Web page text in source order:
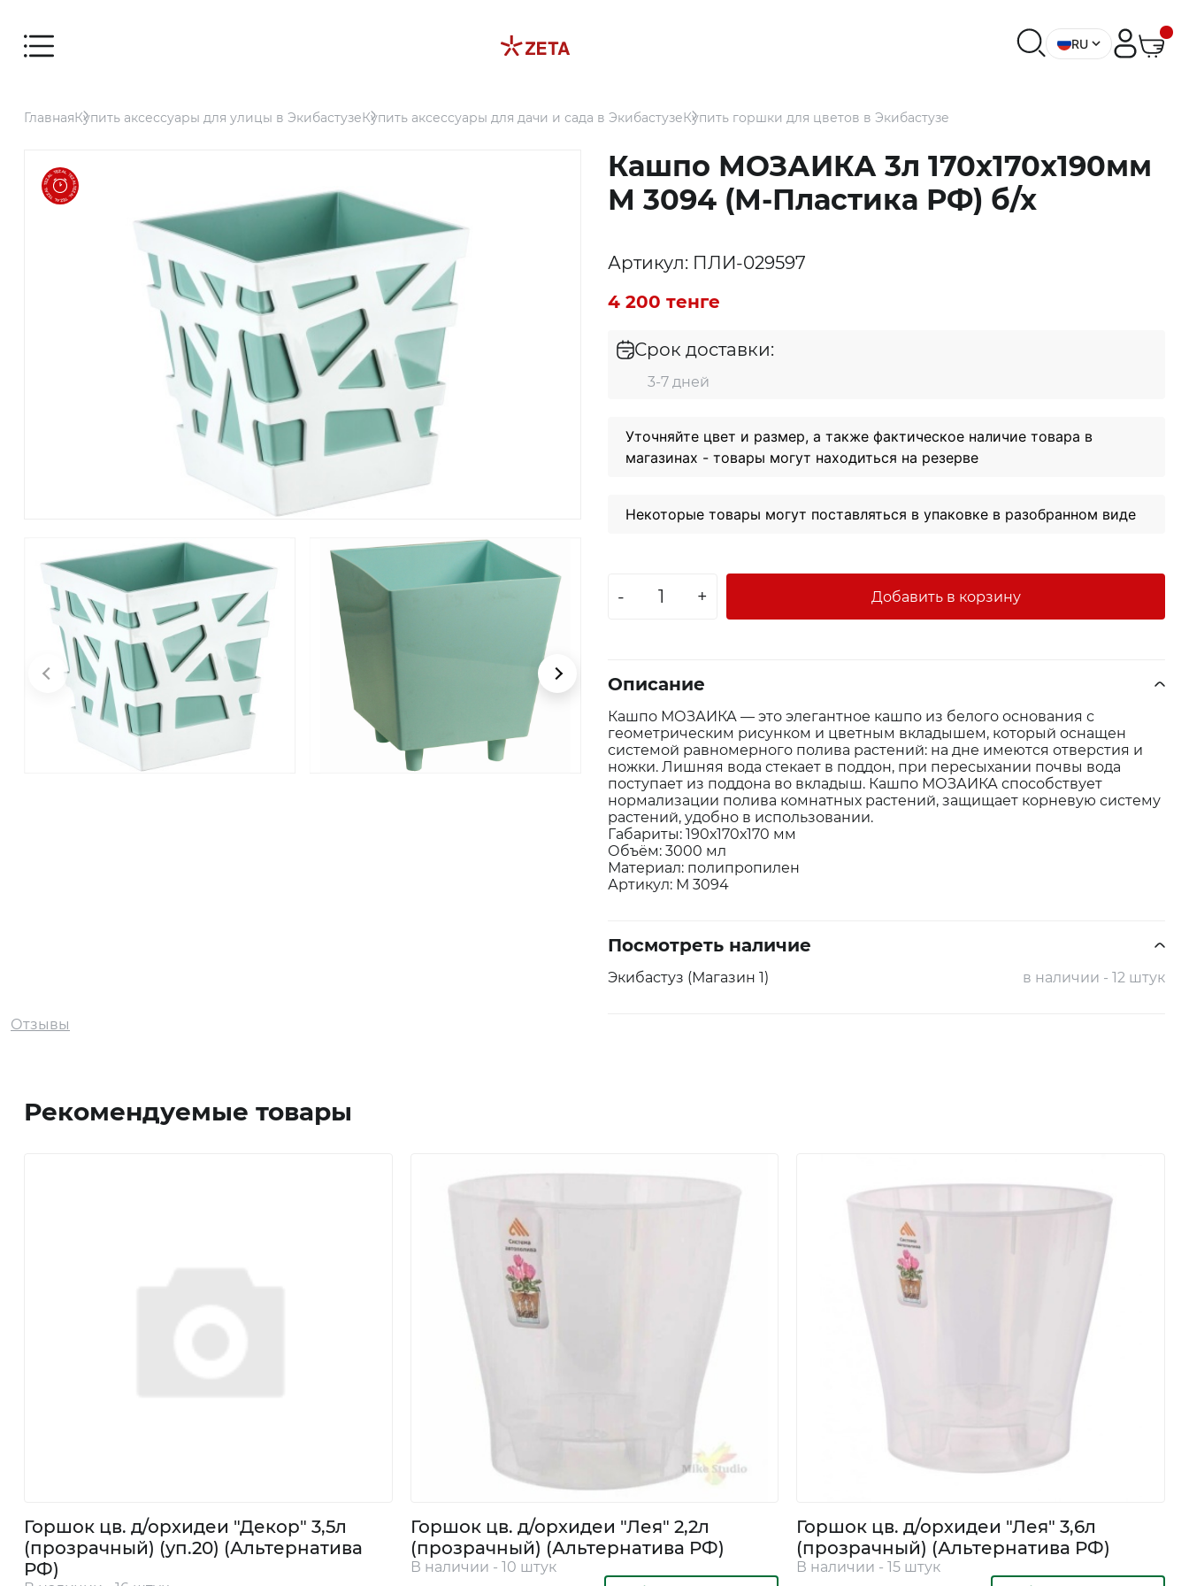
Для
заведений
террасы и
Аксессуары
техника
747
RU
ГлавнаяКупить аксессуары для улицы в ЭкибастузеКупить аксессуары для дачи и сада в ЭкибастузеКупить горшки для цветов в Экибастузе
Кашпо МОЗАИКА 3л 170х170х190мм
М 3094 (М-Пластика РФ) б/х
Артикул: ПЛИ-029597
4 200 тенге
Срок доставки:
3-7 дней
Уточняйте цвет и размер, а также фактическое наличие товара в
магазинах - товары могут находиться на резерве
Некоторые товары могут поставляться в упаковке в разобранном виде
- + Добавить в корзину
Описание
Кашпо МОЗАИКА — это элегантное кашпо из белого основания с
геометрическим рисунком и цветным вкладышем, который оснащен
системой равномерного полива растений: на дне имеются отверстия и
ножки. Лишняя вода стекает в поддон, при пересыхании почвы вода
поступает из поддона во вкладыш. Кашпо МОЗАИКА способствует
нормализации полива комнатных растений, защищает корневую систему
растений, удобно в использовании.
Габариты: 190х170х170 мм
Объём: 3000 мл
Материал: полипропилен
Артикул: М 3094
Посмотреть наличие
Экибастуз (Магазин 1) в наличии - 12 штук
Отзывы
Рекомендуемые товары
Горшок цв. д/орхидеи "Декор" 3,5л
(прозрачный) (уп.20) (Альтернатива
РФ)
Горшок цв. д/орхидеи "Лея" 2,2л
(прозрачный) (Альтернатива РФ)
В наличии - 10 штук
Горшок цв. д/орхидеи "Лея" 3,6л
(прозрачный) (Альтернатива РФ)
В наличии - 15 штук